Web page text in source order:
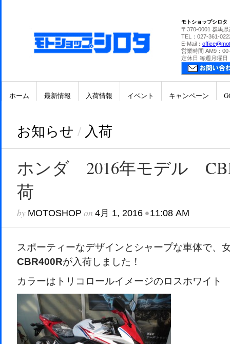
モトショップシロタ
〒370-0001 群馬
TEL：027-361-
E-Mail：
営業時間 AM9：00
定休日 毎週月曜日
ホーム 最新情報 入荷情報 イベント キャンペーン
お知らせ / 入荷
ホンダ 2016年モデル
荷
by MOTOSHOP on 4月 1, 2016•11:08 AM
スポーティーなデザインとシャープな車体で、
CBR400Rが入荷しました！
カラーはトリコロールイメージのロスホワイト